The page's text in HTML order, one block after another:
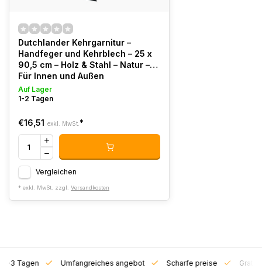
Dutchlander Kehrgarnitur –
Handfeger und Kehrblech – 25 x
90,5 cm – Holz & Stahl – Natur –
Für Innen und Außen
Auf Lager
1-2 Tagen
€16,51 exkl. MwSt. *
Vergleichen
* exkl. MwSt. zzgl. Versandkosten
1-3 Tagen Umfangreiches angebot Scharfe preise Gratis